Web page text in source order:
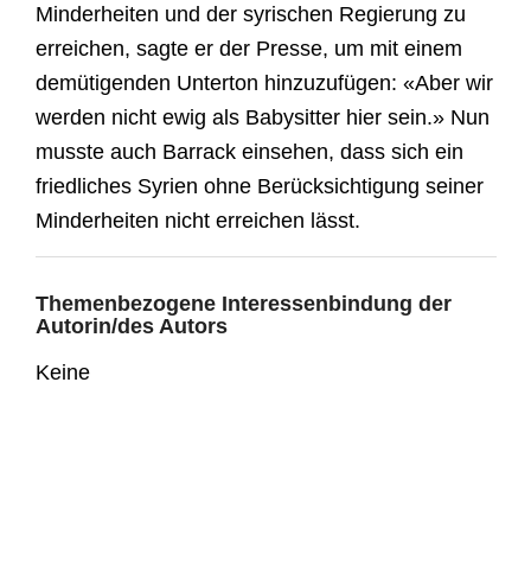
Minderheiten und der syrischen Regierung zu
erreichen, sagte er der Presse, um mit einem
demütigenden Unterton hinzuzufügen: «Aber wir
werden nicht ewig als Babysitter hier sein.» Nun
musste auch Barrack einsehen, dass sich ein
friedliches Syrien ohne Berücksichtigung seiner
Minderheiten nicht erreichen lässt.
Themenbezogene Interessenbindung der
Autorin/des Autors
Keine